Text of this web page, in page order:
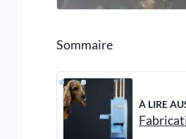
Sommaire
À LIRE